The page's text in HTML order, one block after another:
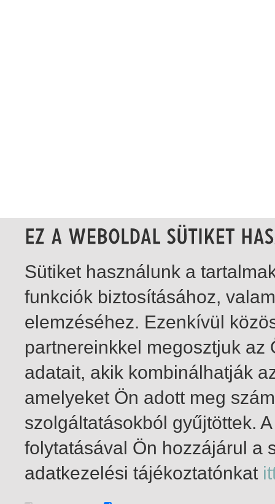
1-3 / insgesamt 3 Treffer
Sütiket használunk a
funkciók biztosításához,
elemzéséhez. Ezenkívül
partnereinkkel megosztjuk
adatait, akik kombinálhatják
amelyeket Ön adott meg
szolgáltatásokból gyűjtöttek.
folytatásával Ön hozzájárul a
adatkezelési tájékoztatónkat